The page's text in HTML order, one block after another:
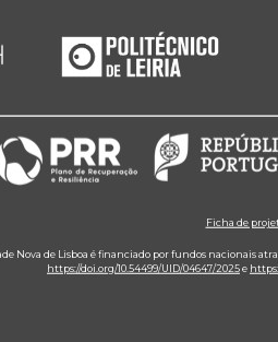
Ficha de
Nova de Lisboa é financiado por fundos nacionais
https://doi.org/10.54499/UID/04647/2025e